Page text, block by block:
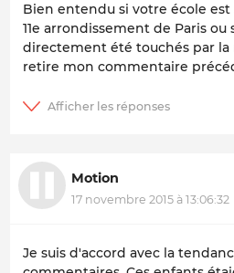
Bien entendu si votre école est
11e arrondissement de Paris
directement été touchés par
retire mon commentaire
Motion
17 novembre 2015 à 13:06:32
Je suis d'accord avec la